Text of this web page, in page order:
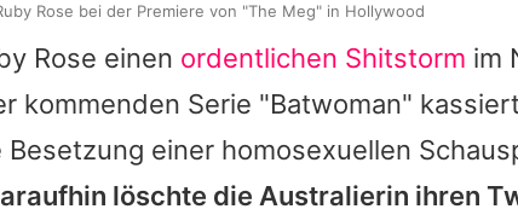
Rose einen ordentlichen Shitstorm im
kommenden Serie "Batwoman"
einer homosexuellen
löschte die Australierin ihren
Rose bei der Premiere von "The Meg" in Hollywood